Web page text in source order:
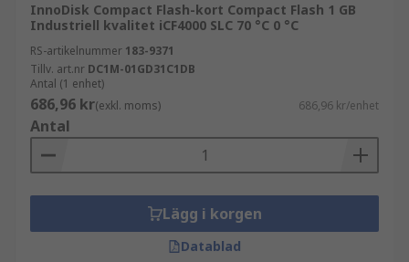
InnoDisk Compact Flash-kort Compact Flash 1 GB
Industriell kvalitet iCF4000 SLC 70 °C 0 °C
RS-artikelnummer 183-9371
Tillv. art.nr DC1M-01GD31C1DB
Antal (1 enhet)
686,96 kr(exkl. moms) 686,96 kr/enhet
Antal
Lägg i korgen
Datablad